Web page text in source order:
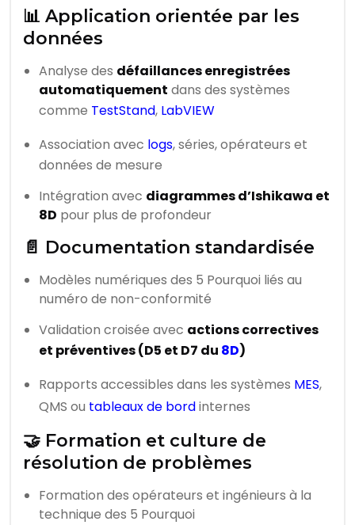
📊 Application orientée par les
données
Analyse des défaillances enregistrées
automatiquement dans des systèmes
comme TestStand, LabVIEW
Association avec logs, séries, opérateurs et
données de mesure
Intégration avec diagrammes d’Ishikawa et
8D pour plus de profondeur
📄 Documentation standardisée
Modèles numériques des 5 Pourquoi liés au
numéro de non-conformité
Validation croisée avec actions correctives
et préventives (D5 et D7 du 8D)
Rapports accessibles dans les systèmes MES,
QMS ou tableaux de bordinternes
🤝 Formation et culture de
résolution de problèmes
Formation des opérateurs et ingénieurs à la
technique des 5 Pourquoi